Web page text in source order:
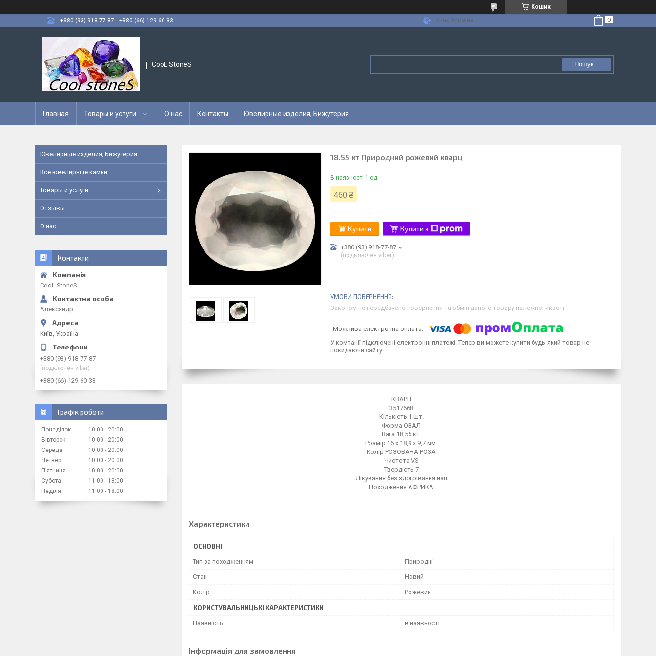
Кошик
+380 (93) 918-77-87
+380 (66) 129-60-33 Київ, Україна
CooL StoneS Пошук...
Главная Товары и услуги О нас Контакты Ювелирные изделия, Бижутерия
18.55 кт Природний рожевий кварц
В наявності 1 од.
460 ₴
Купити Купити з
+380 (93) 918-77-87
(подключен viber)
Законом не передбачено повернення та обмін даного товару належної якості
У компанії підключені електронні платежі. Тепер ви можете купити будь-який товар не
покидаючи сайту.
КВАРЦ
3517668
Кількість 1 шт.
Форма ОВАЛ
Вага 18,55 кт.
Розмір 16 х 18,9 х 9,7 мм.
Колір РОЗОВАНА РОЗА
Чистота VS
Твердість 7
Лікування без здогрівання нап
Походження АФРИКА
Характеристики
ОСНОВНІ
Тип за походженням Природні
Стан Новий
Колір Рожевий
КОРИСТУВАЛЬНИЦЬКІ ХАРАКТЕРИСТИКИ
Наявність в наявності
Інформація для замовлення
Ювелирные изделия, Бижутерия
Все ювелирные камни
Товары и услуги
Отзывы
О нас
Контакти
CooL StoneS
Александр
Київ, Україна
+380 (93) 918-77-87
(подключен viber)
+380 (66) 129-60-33
Графік роботи
Понеділок 10:00
20:00
Вівторок
10:00
20:00
Середа
10:00
20:00
Четвер
10:00
20:00
Пʼятниця
10:00
20:00
Субота
11:00
18:00
Неділя
11:00 18:00